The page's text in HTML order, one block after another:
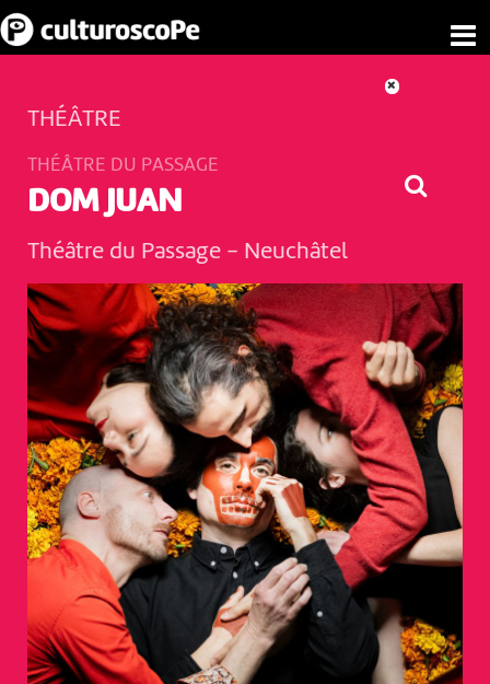
THÉÂTRE
THÉÂTRE DU PASSAGE
DOM JUAN
Théâtre du Passage - Neuchâtel